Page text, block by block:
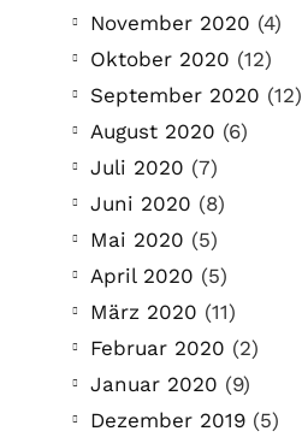
November 2020 (4)
Oktober 2020 (12)
September 2020 (12)
August 2020 (6)
Juli 2020 (7)
Juni 2020 (8)
Mai 2020 (5)
April 2020 (5)
März 2020 (11)
Februar 2020 (2)
Januar 2020 (9)
Dezember 2019 (5)